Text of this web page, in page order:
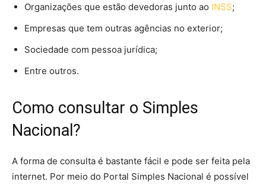
Organizações que estão devedoras junto ao INSS;
Empresas que tem outras agências no exterior;
Sociedade com pessoa jurídica;
Entre outros.
Como consultar o Simples
Nacional?
A forma de consulta é bastante fácil e pode ser feita pela
internet. Por meio do Portal Simples Nacional é possível